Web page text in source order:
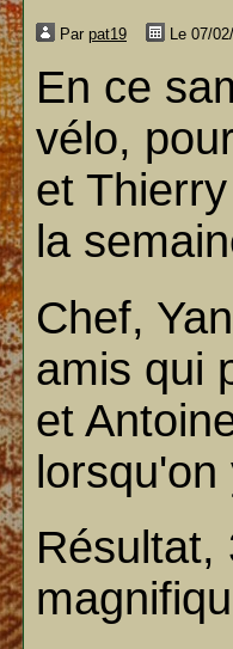
Par pat19 Le 07/
En ce
vélo,
et
la
Chef,
amis qui
et
Résultat,